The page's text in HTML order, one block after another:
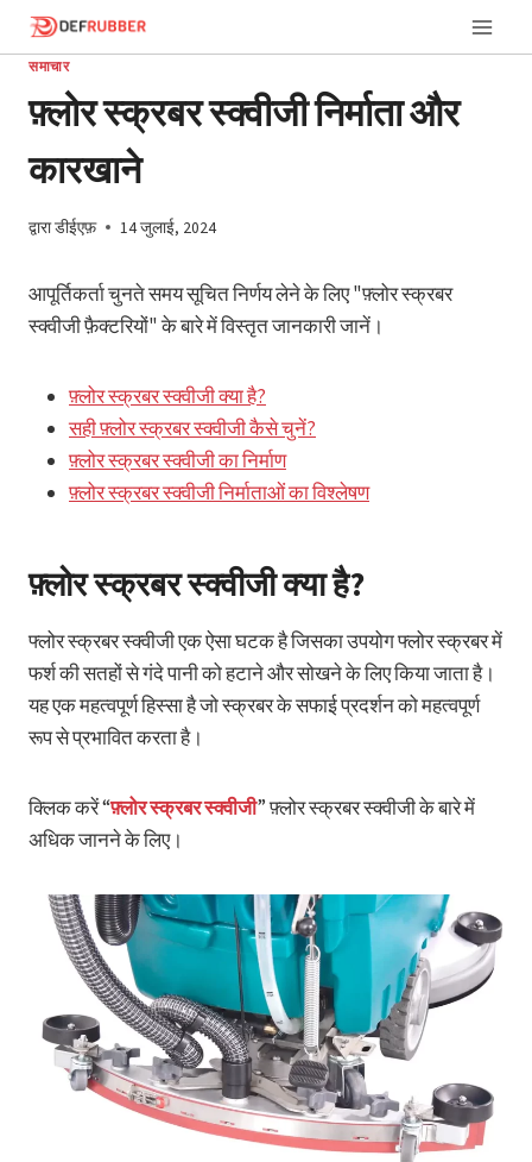
छोड़कर
सामग्रीसमाचार
फ़्लोर स्क्रबर स्क्वीजी निर्माता और
कारखाने
द्वाराडीईएफ़ 14 जुलाई, 2024
आपूर्तिकर्ता चुनते समय सूचित निर्णय लेने के लिए "फ़्लोर स्क्रबर
स्क्वीजी फ़ैक्टरियों" के बारे में विस्तृत जानकारी जानें।
फ़्लोर स्क्रबर स्क्वीजी क्या है?
सही फ़्लोर स्क्रबर स्क्वीजी कैसे चुनें?
फ़्लोर स्क्रबर स्क्वीजी का निर्माण
फ़्लोर स्क्रबर स्क्वीजी निर्माताओं का विश्लेषण
फ़्लोर स्क्रबर स्क्वीजी क्या है?
फ्लोर स्क्रबर स्क्वीजी एक ऐसा घटक है जिसका उपयोग फ्लोर स्क्रबर में
फर्श की सतहों से गंदे पानी को हटाने और सोखने के लिए किया जाता है।
यह एक महत्वपूर्ण हिस्सा है जो स्क्रबर के सफाई प्रदर्शन को महत्वपूर्ण
रूप से प्रभावित करता है।
क्लिक करें “फ़्लोर स्क्रबर स्क्वीजी” फ़्लोर स्क्रबर स्क्वीजी के बारे में
अधिक जानने के लिए।